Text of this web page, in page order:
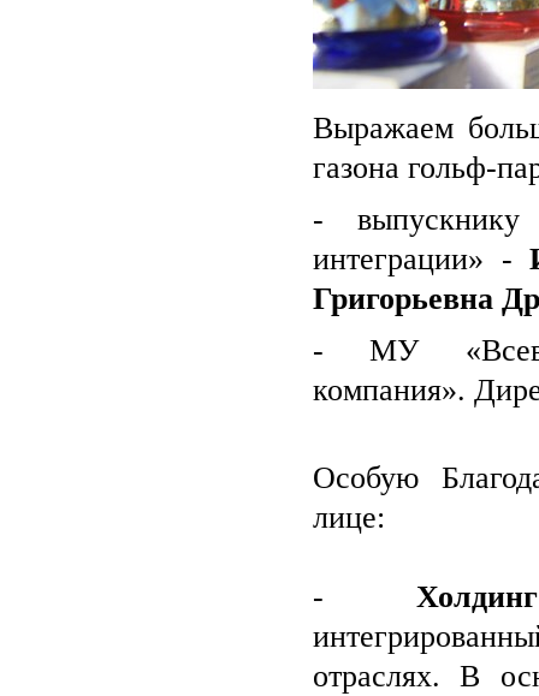
Выражаем
газона гольф-
- выпускнику
интеграции» -
Григорьевна
- МУ
компания».
Особую
лице:
-
отраслях. В